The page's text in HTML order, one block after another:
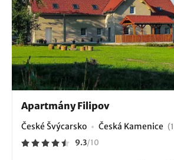
Apartmány Filipov
České Švýcarsko Česká Kamenice
9.3/10